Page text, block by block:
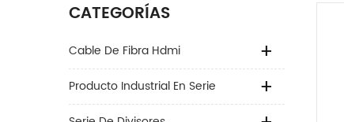
CATEGORÍAS
Cable De Fibra Hdmi
Producto Industrial En Serie